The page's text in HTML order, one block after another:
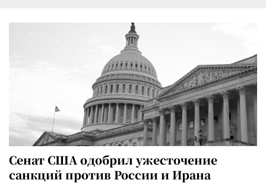
Сенат США одобрил ужесточение
санкций против России и Ирана